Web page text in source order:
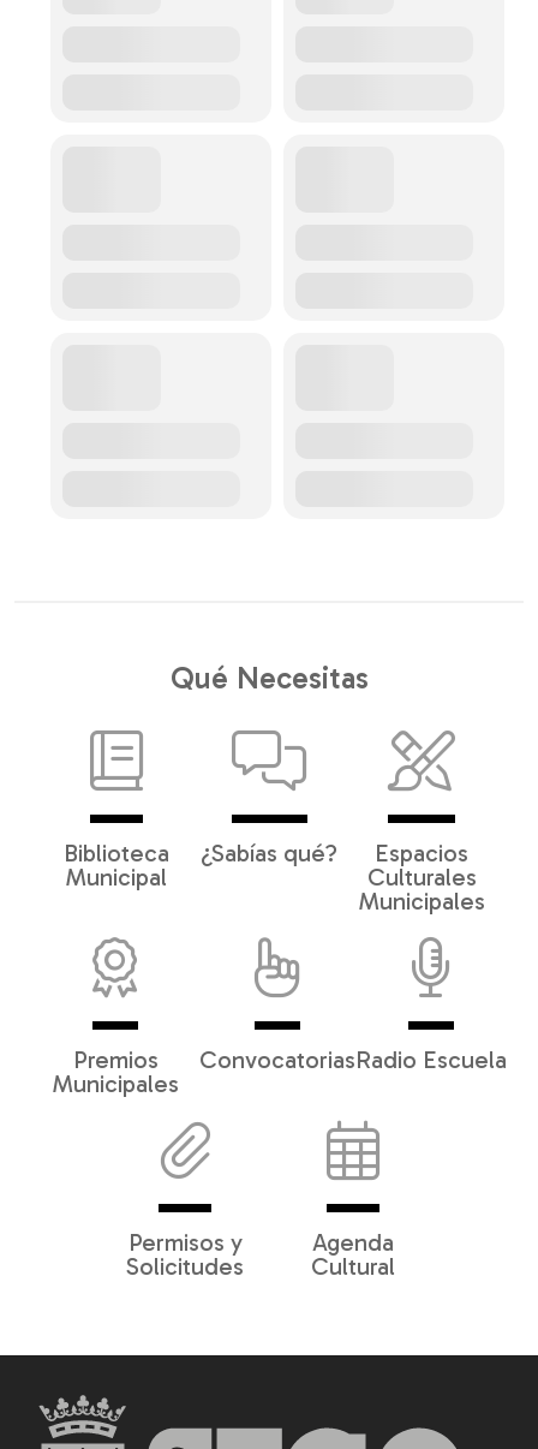
Qué Necesitas
Biblioteca
Municipal
¿Sabías qué?
Espacios
Culturales
Municipales
Premios
Municipales
ConvocatoriasRadio Escuela
Permisos y
Solicitudes
Agenda
Cultural